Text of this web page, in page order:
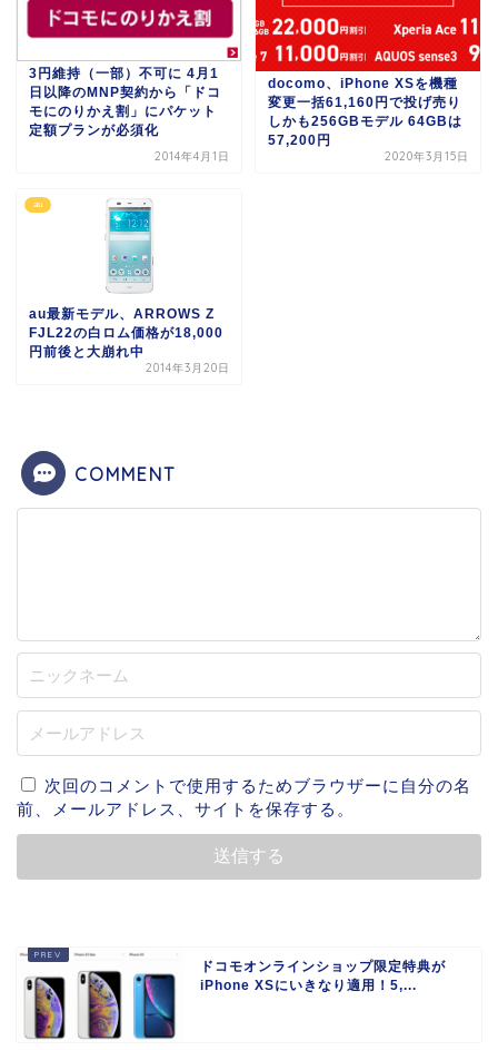
3円維持（一部）不可に 4月1
日以降のMNP契約から「ドコ
モにのりかえ割」にパケット
定額プランが必須化
2014年4月1日
docomo、iPhone XSを機種
変更一括61,160円で投げ売り
しかも256GBモデル 64GBは
57,200円
2020年3月15日
au
au最新モデル、ARROWS Z
FJL22の白ロム価格が18,000
円前後と大崩れ中
2014年3月20日
COMMENT
次回のコメントで使用するためブラウザーに自分の名
前、メールアドレス、サイトを保存する。
ドコモオンラインショップ限定特典が
iPhone XSにいきなり適用！5,...